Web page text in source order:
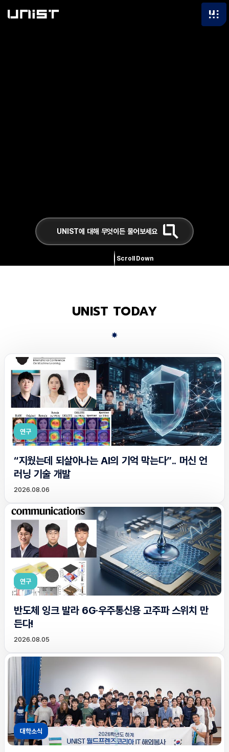
Scroll Down
UNIST TODAY
연구
“지웠는데 되살아나는 AI의 기억 막는다”.. 머신 언
러닝 기술 개발
2026.08.06
연구
반도체 잉크 발라 6G·우주통신용 고주파 스위치 만
든다!
2026.08.05
대학소식